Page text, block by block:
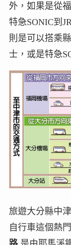
外，如果是從
特急SONIC到
則是可以搭乘
士，或是特急
旅遊大分縣中
自行車這個熱